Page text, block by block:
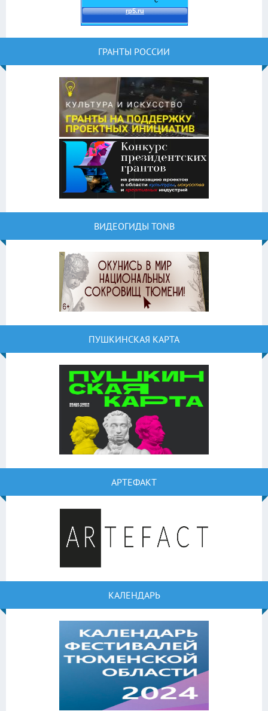
ГРАНТЫ РОССИИ
ВИДЕОГИДЫ TONB
ПУШКИНСКАЯ КАРТА
АРТЕФАКТ
КАЛЕНДАРЬ